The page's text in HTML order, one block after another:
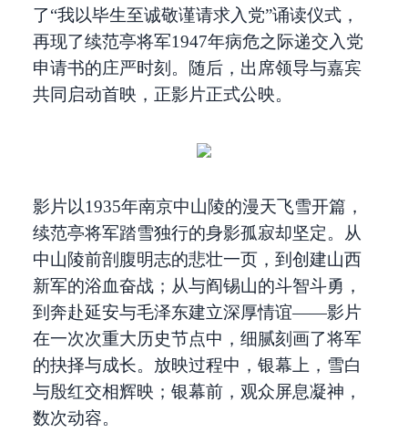
了“我以毕生至诚敬谨请求入党”诵读仪式，
再现了续范亭将军1947年病危之际递交入党
申请书的庄严时刻。随后，出席领导与嘉宾
共同启动首映，正影片正式公映。
影片以1935年南京中山陵的漫天飞雪开篇，
续范亭将军踏雪独行的身影孤寂却坚定。从
中山陵前剖腹明志的悲壮一页，到创建山西
新军的浴血奋战；从与阎锡山的斗智斗勇，
到奔赴延安与毛泽东建立深厚情谊——影片
在一次次重大历史节点中，细腻刻画了将军
的抉择与成长。放映过程中，银幕上，雪白
与殷红交相辉映；银幕前，观众屏息凝神，
数次动容。